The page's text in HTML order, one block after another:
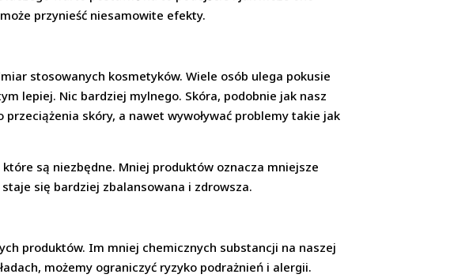
przynieść niesamowite efekty.
stosowanych kosmetyków. Wiele osób ulega pokusie
lepiej. Nic bardziej mylnego. Skóra, podobnie jak nasz
skóry, a nawet wywoływać problemy takie jak
są niezbędne. Mniej produktów oznacza mniejsze
się bardziej zbalansowana i zdrowsza.
produktów. Im mniej chemicznych substancji na naszej
możemy ograniczyć ryzyko podrażnień i alergii.